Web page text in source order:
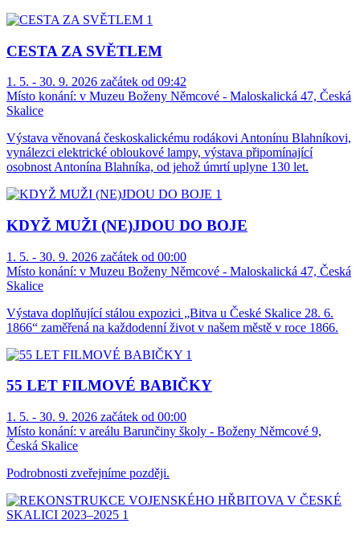
CESTA ZA SVĚTLEM
1. 5. - 30. 9. 2026 začátek od 09:42
Místo konání: v Muzeu Boženy Němcové - Maloskalická 47, Česká
Skalice
Výstava věnovaná českoskalickému rodákovi Antonínu Blahníkovi,
vynálezci elektrické obloukové lampy, výstava připomínající
osobnost Antonína Blahníka, od jehož úmrtí uplyne 130 let.
KDYŽ MUŽI (NE)JDOU DO BOJE
1. 5. - 30. 9. 2026 začátek od 00:00
Místo konání: v Muzeu Boženy Němcové - Maloskalická 47, Česká
Skalice
Výstava doplňující stálou expozici „Bitva u České Skalice 28. 6.
1866“ zaměřená na každodenní život v našem městě v roce 1866.
55 LET FILMOVÉ BABIČKY
1. 5. - 30. 9. 2026 začátek od 00:00
Místo konání: v areálu Barunčiny školy - Boženy Němcové 9,
Česká Skalice
Podrobnosti zveřejníme později.